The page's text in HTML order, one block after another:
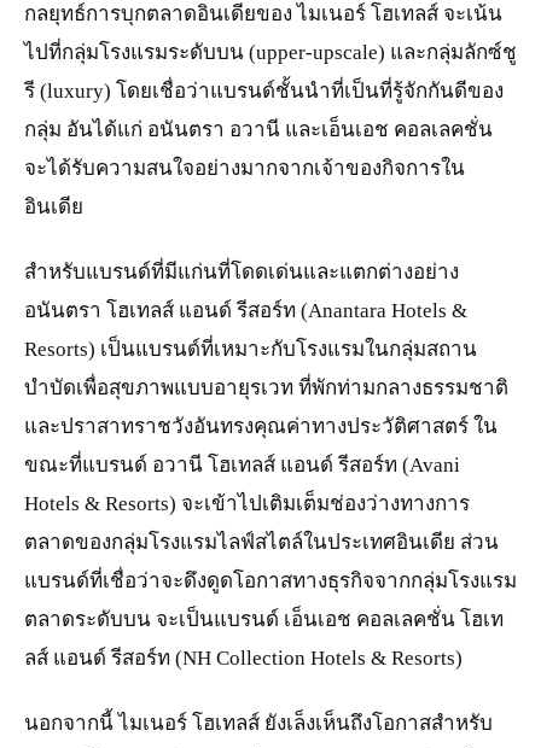
กลยุทธ์การบุกตลาดอินเดียของ ไมเนอร์ โฮเทลส์ จะเน้น
ไปที่กลุ่มโรงแรมระดับบน (upper-upscale) และกลุ่มลักซ์ชู
รี (luxury) โดยเชื่อว่าแบรนด์ชั้นนำที่เป็นที่รู้จักกันดีของ
กลุ่ม อันได้แก่ อนันตรา อวานี และเอ็นเอช คอลเลคชั่น
จะได้รับความสนใจอย่างมากจากเจ้าของกิจการใน
อินเดีย
สำหรับแบรนด์ที่มีแก่นที่โดดเด่นและแตกต่างอย่าง
อนันตรา โฮเทลส์ แอนด์ รีสอร์ท (Anantara Hotels &
Resorts) เป็นแบรนด์ที่เหมาะกับโรงแรมในกลุ่มสถาน
บำบัดเพื่อสุขภาพแบบอายุรเวท ที่พักท่ามกลางธรรมชาติ
และปราสาทราชวังอันทรงคุณค่าทางประวัติศาสตร์ ใน
ขณะที่แบรนด์ อวานี โฮเทลส์ แอนด์ รีสอร์ท (Avani
Hotels & Resorts) จะเข้าไปเติมเต็มช่องว่างทางการ
ตลาดของกลุ่มโรงแรมไลฟ์สไตล์ในประเทศอินเดีย ส่วน
แบรนด์ที่เชื่อว่าจะดึงดูดโอกาสทางธุรกิจจากกลุ่มโรงแรม
ตลาดระดับบน จะเป็นแบรนด์ เอ็นเอช คอลเลคชั่น โฮเท
ลส์ แอนด์ รีสอร์ท (NH Collection Hotels & Resorts)
นอกจากนี้ ไมเนอร์ โฮเทลส์ ยังเล็งเห็นถึงโอกาสสำหรับ